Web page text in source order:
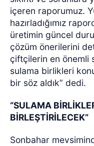
içeren raporumuz.
hazırladığımız
üretimin güncel
çözüm önerilerini
çiftçilerin en önemli
sulama birlikleri
bir söz aldık” dedi.
“SULAMA
BİRLEŞTİRİLECEK”
Sonbahar